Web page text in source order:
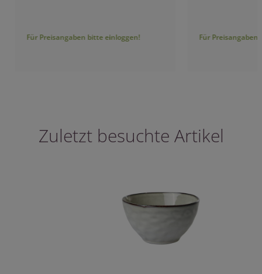
Für Preisangaben bitte einloggen! Für Preisangaben
Zuletzt besuchte Artikel